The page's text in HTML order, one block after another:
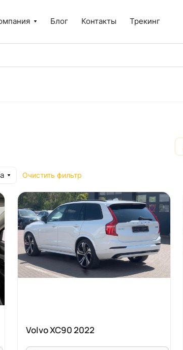
Блог Контакты Трекинг
Очистить фильтр
Volvo XC90 2022